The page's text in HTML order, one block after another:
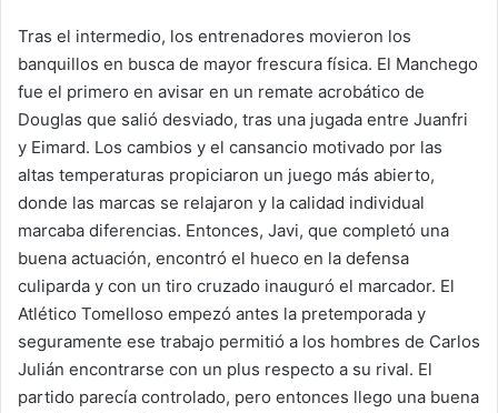
Tras el intermedio, los entrenadores movieron los
banquillos en busca de mayor frescura física. El Manchego
fue el primero en avisar en un remate acrobático de
Douglas que salió desviado, tras una jugada entre Juanfri
y Eimard. Los cambios y el cansancio motivado por las
altas temperaturas propiciaron un juego más abierto,
donde las marcas se relajaron y la calidad individual
marcaba diferencias. Entonces, Javi, que completó una
buena actuación, encontró el hueco en la defensa
culiparda y con un tiro cruzado inauguró el marcador. El
Atlético Tomelloso empezó antes la pretemporada y
seguramente ese trabajo permitió a los hombres de Carlos
Julián encontrarse con un plus respecto a su rival. El
partido parecía controlado, pero entonces llego una buena